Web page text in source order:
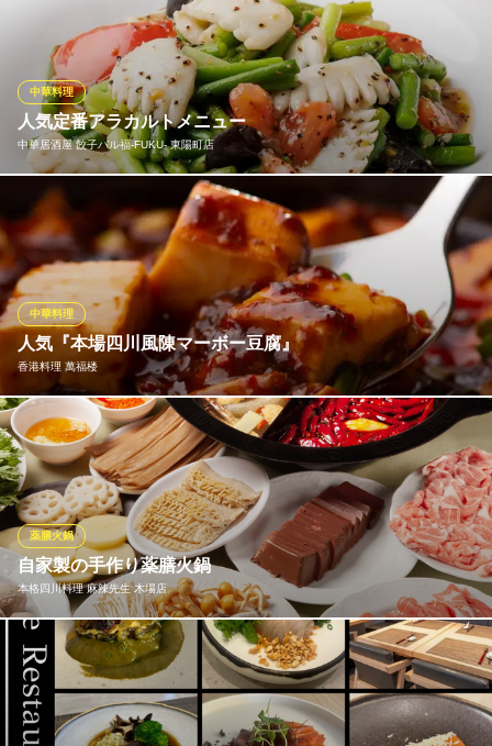
チでもディナーでもお召し上がりいただけます。
伯爵の肉団子 東陽町店
中華料理
地下鉄東西線東陽町駅 徒歩3分
東京都江東区東陽4-10-8 杉船ビル1F
人気定番アラカルトメニュー
中華居酒屋 餃子バル福‐FUKU‐ 東陽町店
中華料理
中国人シェフによる本格中華アラカルト！当店の名物餃子から、
定番の麻婆豆腐やふかひれスープなど十分にお楽しみいただけま
す！厳選した食材を使用して一つひとつの料理を丁寧に作り上げ
る絶品料理♪海鮮・肉類・ご飯ものまで本格的な中華料理を味わえ
ます◎各種ご宴会にも最適な飲み放題付きコースも好評です！
中華居酒屋 餃子バル福‐FUKU‐ 東陽町店
ご宴会 貸切中華居酒屋
地下鉄東西線東陽町駅 徒歩3分
東京都江東区南砂2-1-12 東陽町スクウェアビル
人気『本場四川風陳マーボー豆腐』
香港料理 萬福楼
中華料理
3種の山椒をオリジナルブレンドした山椒や自家製調味料を使った
特製マーボー豆腐。しっかりと辛味がありながらもその辛さはス
ッと抜けて爽快感に変わります。そして後から訪れる山椒の芳醇
な香りと特製ソースの豊かな旨味が堪らない『本場四川陳マーボ
ー豆腐』は当店自慢の逸品です。
香港料理 萬福楼
本場中国の香港料理
地下鉄東西線東陽町駅4番出口 徒歩1分
東京都江東区東陽4-6-3 東陽ビル2・3F
自家製の手作り薬膳火鍋
本格四川料理 麻辣先生 木場店
薬膳火鍋
料理長と研究と研鑽を重ね、完成させた麻辣先生木場店の薬膳火
鍋！手間と時間をかけて自家製の味の麻辣スープとキノコの出汁
スープを作ってみました。 ①国産の上質な油を使っている②完全
無添加③完全手作りで麻辣先生のオリジナルの味